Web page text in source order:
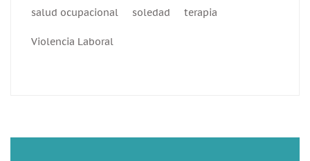
salud ocupacional soledad terapia
Violencia Laboral